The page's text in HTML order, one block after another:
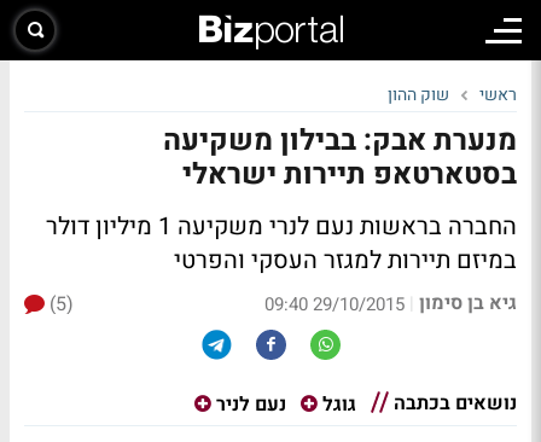
ראשי שוק ההון
מנערת אבק: בבילון משקיעה
בסטארטאפ תיירות ישראלי
החברה בראשות נעם לנרי משקיעה 1 מיליון דולר
במיזם תיירות למגזר העסקי והפרטי
גיא בן סימון |
29/10/2015 09:40
(5)
נושאים בכתבה גוגל נעם לניר